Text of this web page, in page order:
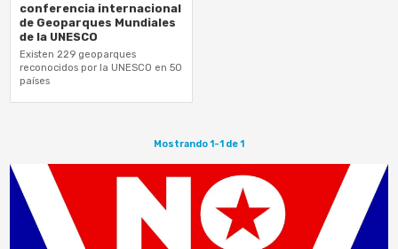
conferencia internacional
de Geoparques Mundiales
de la UNESCO
Existen 229 geoparques
reconocidos por la UNESCO en 50
países
Mostrando 1-1 de 1